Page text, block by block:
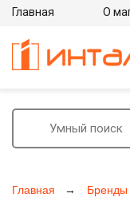
Главная Бренды
Главная О